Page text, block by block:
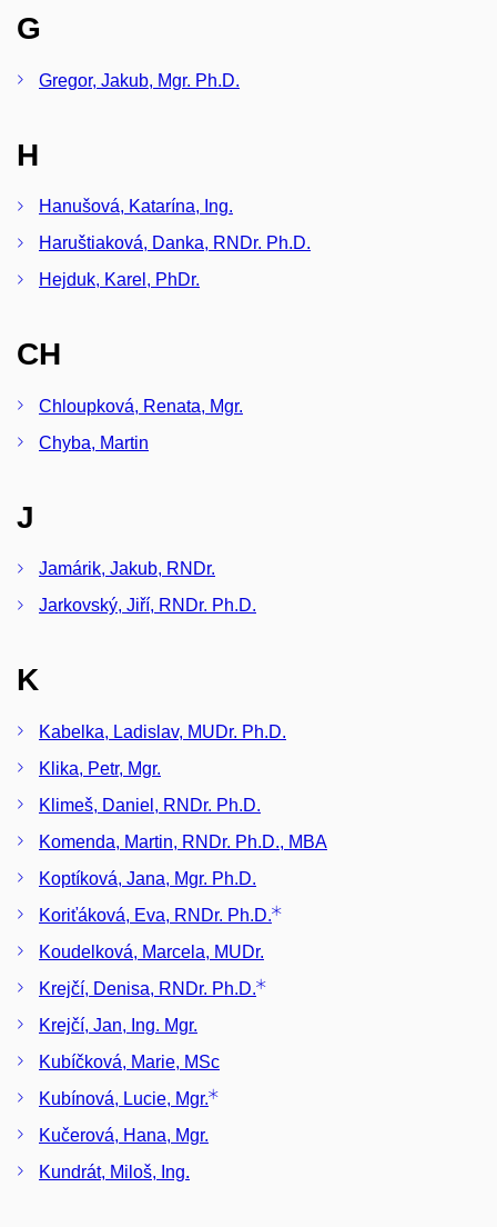
G
Gregor, Jakub, Mgr. Ph.D.
H
Hanušová, Katarína, Ing.
Haruštiaková, Danka, RNDr. Ph.D.
Hejduk, Karel, PhDr.
CH
Chloupková, Renata, Mgr.
Chyba, Martin
J
Jamárik, Jakub, RNDr.
Jarkovský, Jiří, RNDr. Ph.D.
K
Kabelka, Ladislav, MUDr. Ph.D.
Klika, Petr, Mgr.
Klimeš, Daniel, RNDr. Ph.D.
Komenda, Martin, RNDr. Ph.D., MBA
Koptíková, Jana, Mgr. Ph.D.
Koriťáková, Eva, RNDr. Ph.D.
Koudelková, Marcela, MUDr.
Krejčí, Denisa, RNDr. Ph.D.
Krejčí, Jan, Ing. Mgr.
Kubíčková, Marie, MSc
Kubínová, Lucie, Mgr.
Kučerová, Hana, Mgr.
Kundrát, Miloš, Ing.